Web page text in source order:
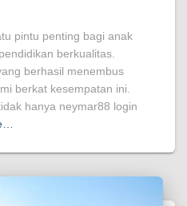
pintu penting bagi anak
berkualitas.
berhasil menembus
berkat kesempatan ini.
hanya neymar88 login